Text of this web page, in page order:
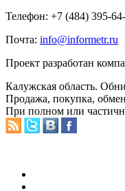
Телефон: +7 (484) 395-
Почта: info@informetr.ru
Проект разработан
Калужская область.
Продажа, покупка,
При полном или